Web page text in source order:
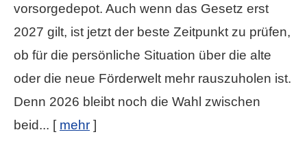
vorsorgedepot. Auch wenn das Gesetz erst
2027 gilt, ist jetzt der beste Zeitpunkt zu prüfen,
ob für die persönliche Situation über die alte
oder die neue Förderwelt mehr rauszuholen ist.
Denn 2026 bleibt noch die Wahl zwischen
beid... [ mehr ]